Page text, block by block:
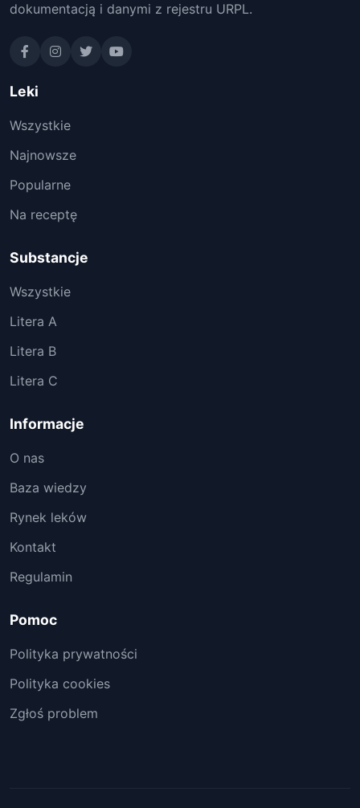
dokumentacją i danymi z rejestru URPL.
Leki
Wszystkie
Najnowsze
Popularne
Na receptę
Substancje
Wszystkie
Litera A
Litera B
Litera C
Informacje
O nas
Baza wiedzy
Rynek leków
Kontakt
Regulamin
Pomoc
Polityka prywatności
Polityka cookies
Zgłoś problem